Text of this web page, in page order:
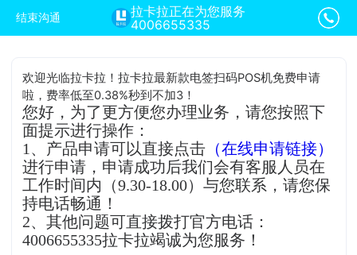
结束沟通
拉卡拉正在为您服务
4006655335
欢迎光临拉卡拉！拉卡拉最新款电签扫码POS机免费申请
啦，费率低至0.38%秒到不加3！
您好，为了更方便您办理业务，请您按照下
面提示进行操作：
1、产品申请可以直接点击 （在线申请链接）
进行申请，申请成功后我们会有客服人员在
工作时间内（9.30-18.00）与您联系，请您保
持电话畅通！
2、其他问题可直接拨打官方电话：
4006655335拉卡拉竭诚为您服务！